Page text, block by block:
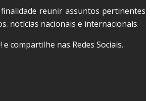
reunir assuntos pertinentes
notícias nacionais e internacionais.
e compartilhe nas Redes Sociais.